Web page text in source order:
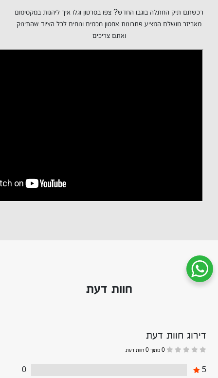
רכשתם תיק החתלה בוגבו החדש? צפו בסרטון וגלו איך ליהנות במקסימום
מאביזר מושלם המציע פתרונות אחסון חכמים ונוחים לכל הציוד שהתינוק
ואתם צריכים
חוות דעת
דירוג חוות דעת
5
0
שיחת ווטסאפ עם שירות הלקוחות